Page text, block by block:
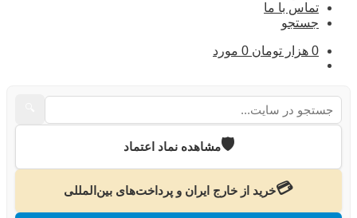
تماس با ما
جستجو
0 هزار تومان 0 مورد
🛡️مشاهده نماد اعتماد
💳خرید از خارج ایران و پرداخت‌های بین‌المللی